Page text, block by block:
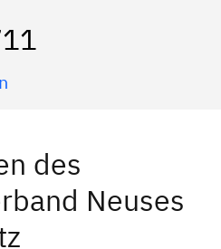
des
Neuses